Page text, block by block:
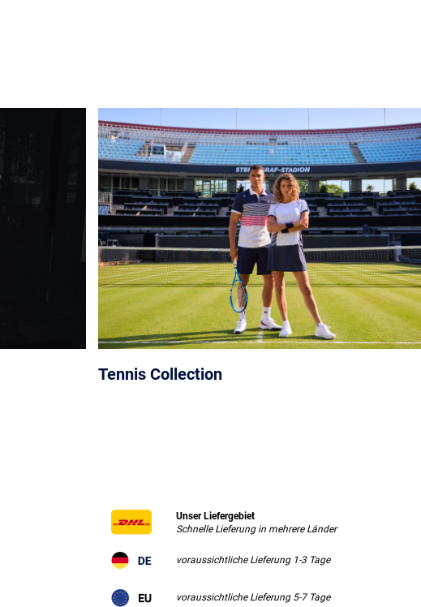
Tennis Collection
Unser Liefergebiet
Schnelle Lieferung in mehrere Länder
voraussichtliche Lieferung 1-3 Tage
voraussichtliche Lieferung 5-7 Tage